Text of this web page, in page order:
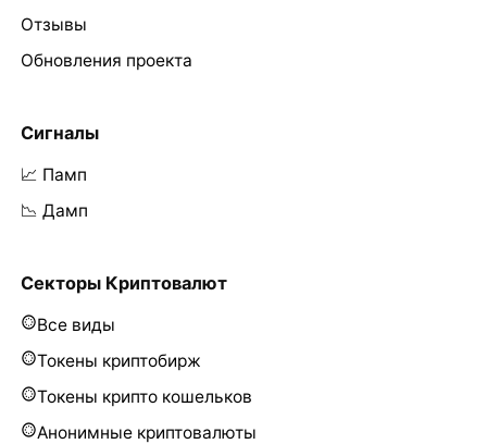
Отзывы
Обновления проекта
Сигналы
📈 Памп
📉 Дамп
Секторы Криптовалют
Все виды
Токены криптобирж
Токены крипто кошельков
Анонимные криптовалюты